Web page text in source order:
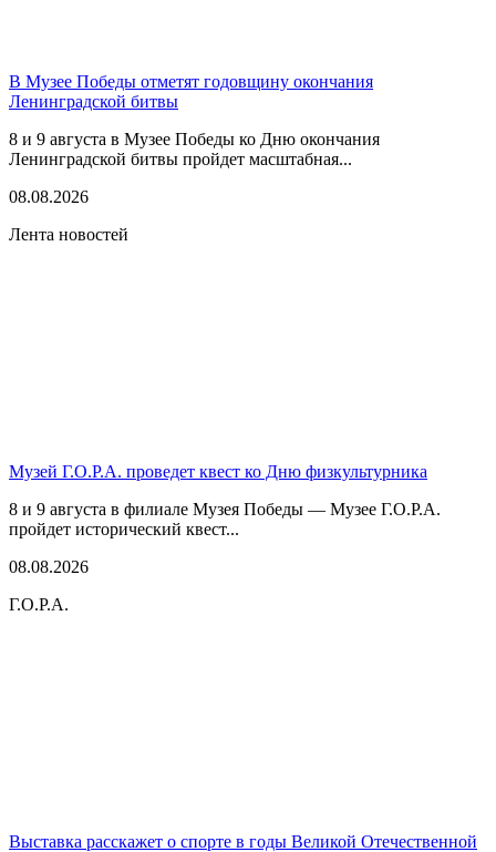
В Музее Победы отметят годовщину окончания
Ленинградской битвы
8 и 9 августа в Музее Победы ко Дню окончания
Ленинградской битвы пройдет масштабная...
08.08.2026
Лента новостей
Музей Г.О.Р.А. проведет квест ко Дню физкультурника
8 и 9 августа в филиале Музея Победы — Музее Г.О.Р.А.
пройдет исторический квест...
08.08.2026
Г.О.Р.А.
Выставка расскажет о спорте в годы Великой Отечественной